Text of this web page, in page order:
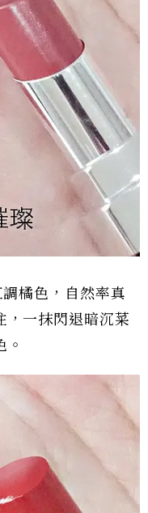
橘色，自然率真
，一抹閃退暗沉菜